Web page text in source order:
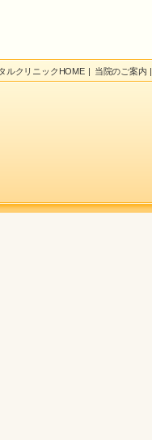
ルクリニックHOME| 当院のご案内